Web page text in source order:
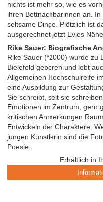
nichts ist mehr so, wie es
ihren Bettnachbarinnen an.
seltsame Dinge. Plötzlich ist
ausgerechnet jetzt Evies
Rike Sauer: Biografische
Rike Sauer (*2000) wurde zu
Bielefeld geboren und lebt
Allgemeinen Hochschulreife
eine Ausbildung zur
Sie schreibt, seit sie
Emotionen im Zentrum, gern
kritischen Anmerkungen
Entwickeln der Charaktere.
jungen Künstlerin sind die
Poesie.
Erhältlich in